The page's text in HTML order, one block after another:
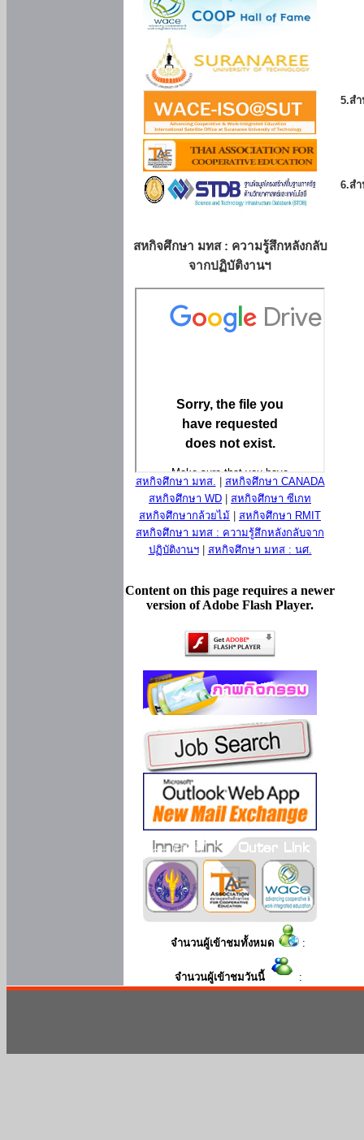
สหกิจศึกษา มทส : ความรู้สึกหลังกลับ
จากปฏิบัติงานฯ
สหกิจศึกษา มทส.
สหกิจศึกษา CANADA
สหกิจศึกษา WD
สหกิจศึกษา ซีเกท
สหกิจศึกษากล้วยไม้
สหกิจศึกษา RMIT
สหกิจศึกษา มทส : ความรู้สึกหลังกลับจาก
ปฏิบัติงานฯ| สหกิจศึกษา มทส : นศ.
Content on this page requires a newer
version of Adobe Flash Player.
จำนวนผู้เข้าชมทั้งหมด :
จำนวนผู้เข้าชมวันนี้ :
5.ส
6.ส